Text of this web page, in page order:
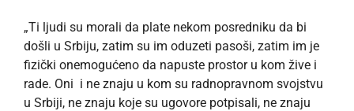
„Ti ljudi su morali da plate nekom posredniku da bi
došli u Srbiju, zatim su im oduzeti pasoši, zatim im je
fizički onemogućeno da napuste prostor u kom žive i
rade. Oni i ne znaju u kom su radnopravnom svojstvu
u Srbiji, ne znaju koje su ugovore potpisali, ne znaju